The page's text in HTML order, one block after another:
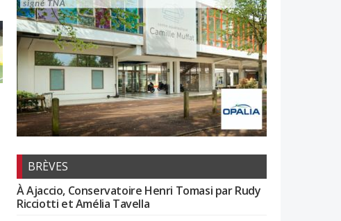
BRÈVES
À Ajaccio, Conservatoire Henri Tomasi par Rudy
Ricciotti et Amélia Tavella